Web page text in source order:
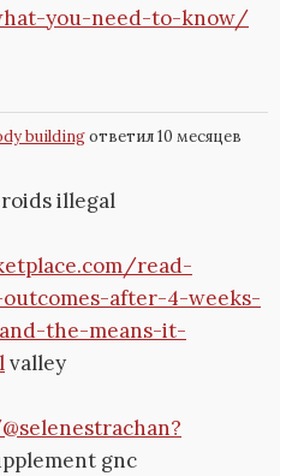
you-need-to-know/
buildingответил 10 месяцев
illegal
read-
after-4-weeks-
the-means-it-
valley
gnc